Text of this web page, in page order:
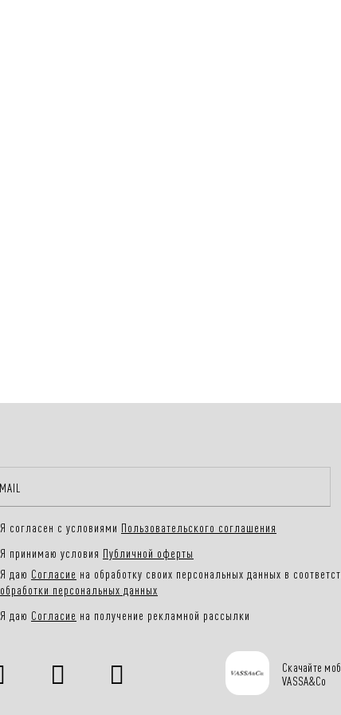
Я согласен с условиями Пользовательского соглашения
Я принимаю условия Публичной оферты
Я даю Согласие на обработку своих персональных данных в
обработки персональных данных
Я даю Согласие на получение рекламной рассылки
Скачайте
VASSA&Co